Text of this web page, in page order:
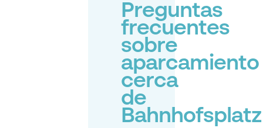
Preguntas
frecuentes
sobre
aparcamiento
cerca
de
Bahnhofsplatz